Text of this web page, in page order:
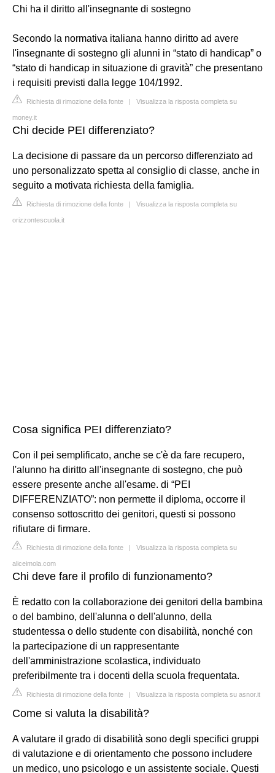
Chi ha il diritto all'insegnante di sostegno
Secondo la normativa italiana hanno diritto ad avere
l'insegnante di sostegno gli alunni in “stato di handicap” o
“stato di handicap in situazione di gravità” che presentano
i requisiti previsti dalla legge 104/1992.
Richiesta di rimozione della fonte | Visualizza la risposta completa su
money.it
Chi decide PEI differenziato?
La decisione di passare da un percorso differenziato ad
uno personalizzato spetta al consiglio di classe, anche in
seguito a motivata richiesta della famiglia.
Richiesta di rimozione della fonte | Visualizza la risposta completa su
orizzontescuola.it
Cosa significa PEI differenziato?
Con il pei semplificato, anche se c'è da fare recupero,
l'alunno ha diritto all'insegnante di sostegno, che può
essere presente anche all'esame. di “PEI
DIFFERENZIATO”: non permette il diploma, occorre il
consenso sottoscritto dei genitori, questi si possono
rifiutare di firmare.
Richiesta di rimozione della fonte | Visualizza la risposta completa su
aliceimola.com
Chi deve fare il profilo di funzionamento?
È redatto con la collaborazione dei genitori della bambina
o del bambino, dell'alunna o dell'alunno, della
studentessa o dello studente con disabilità, nonché con
la partecipazione di un rappresentante
dell'amministrazione scolastica, individuato
preferibilmente tra i docenti della scuola frequentata.
Richiesta di rimozione della fonte | Visualizza la risposta completa su asnor.it
Come si valuta la disabilità?
A valutare il grado di disabilità sono degli specifici gruppi
di valutazione e di orientamento che possono includere
un medico, uno psicologo e un assistente sociale. Questi